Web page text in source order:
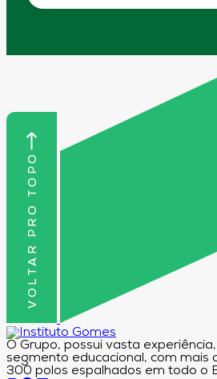
VOLTAR PRO TOPO
O Grupo, possui vasta
segmento educacional, com mais
300 polos espalhados em todo o